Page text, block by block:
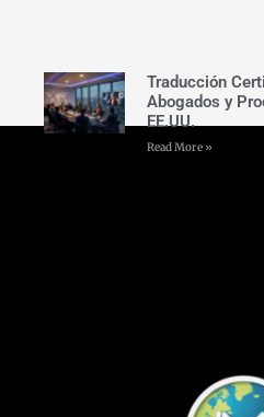
Traducción
Abogados y
EE.UU.
Read More »